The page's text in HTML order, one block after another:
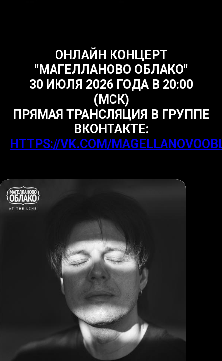
ОНЛАЙН КОНЦЕРТ
"МАГЕЛЛАНОВО ОБЛАКО"
30 ИЮЛЯ 2026 ГОДА В 20:00
(МСК)
ПРЯМАЯ ТРАНСЛЯЦИЯ В ГРУППЕ
ВКОНТАКТЕ:
HTTPS://VK.COM/